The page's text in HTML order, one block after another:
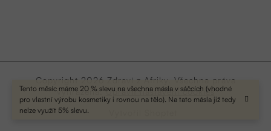
Tento měsíc máme 20 % slevu na všechna másla v sáčcích (vhodné
pro vlastní výrobu kosmetiky i rovnou na tělo). Na tato másla již tedy
nelze využít 5% slevu.
Copyright 2026 Zdraví z Afriky . Všechna práva
vyhrazena.Upravit nastavení cookies